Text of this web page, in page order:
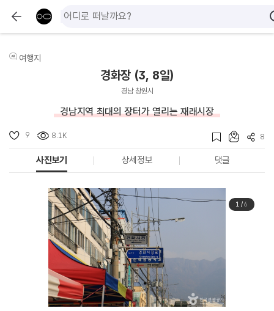
여행지
경화장 (3, 8일)
경남 창원시
경남지역 최대의 장터가 열리는 재래시장
9 8.1K 8
사진보기 상세정보 댓글
1/6